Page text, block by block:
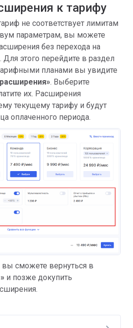
к тарифу
не соответствует лимитам
параметрам, вы можете
без перехода на
Для этого перейдите в раздел
планами вы увидите
. Выберите
их. Расширения
текущему тарифу и будут
оплаченного периода.
сможете вернуться в
и позже докупить